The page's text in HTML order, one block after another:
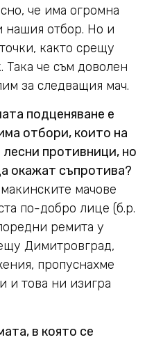
че има огромна
нашия отбор. Но и
както срещу
Така че съм доволен
за следващия мач.
подценяване е
отбори, които на
противници, но
окажат съпротива?
мачове
по-добро лице (б.р.
ремита у
Димитровград,
пропуснахме
и това ни изигра
в която се